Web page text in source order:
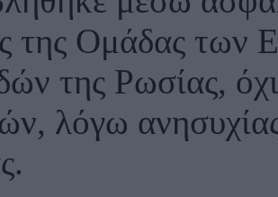
της Ομάδας των
της Ρωσίας,
λόγω